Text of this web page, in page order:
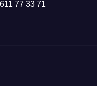
77 33 71